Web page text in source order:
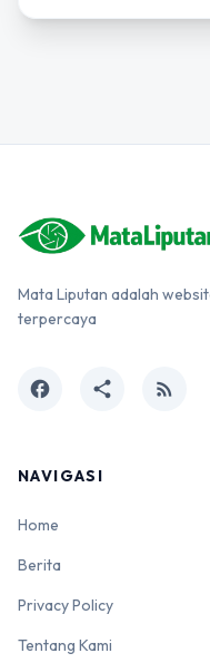
Mata Liputan adalah
terpercaya
facebook share rss_feed
NAVIGASI
Home
Berita
Privacy Policy
Tentang Kami